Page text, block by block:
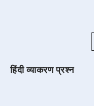
हिंदी व्याकरण प्रश्न